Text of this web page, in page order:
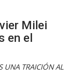
Milei
en el
UNA TRAICIÓN AL